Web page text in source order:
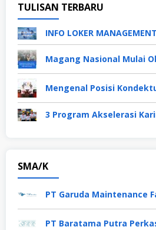
TULISAN TERBARU
INFO LOKER
SMA/K
PT Garuda Maintenance
PT Baratama Putra